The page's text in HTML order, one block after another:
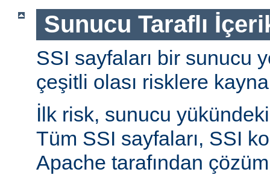
Sunucu Taraflı
SSI sayfaları bir sunucu
çeşitli olası risklere
İlk risk, sunucu yükündeki
Tüm SSI sayfaları, SSI
Apache tarafından